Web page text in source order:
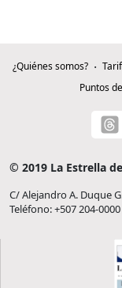
¿Quiénes somos?
Puntos
© 2019 La Estrella
C/ Alejandro A. Duque
Teléfono: +507 204-0000